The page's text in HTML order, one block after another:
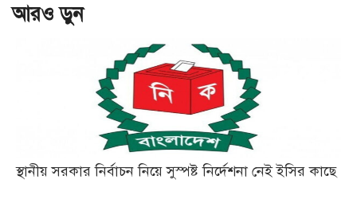
আরও ড়ুন
স্থানীয় সরকার নির্বাচন নিয়ে সুস্পষ্ট নির্দেশনা নেই ইসির কাছে